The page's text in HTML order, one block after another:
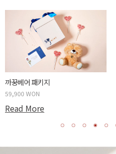
까꿍베어 패키지
59,900 WON
Read More